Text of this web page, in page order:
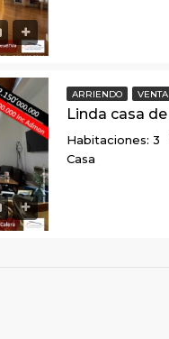
ARRIENDO VENTA
Habitaciones: 3
Casa